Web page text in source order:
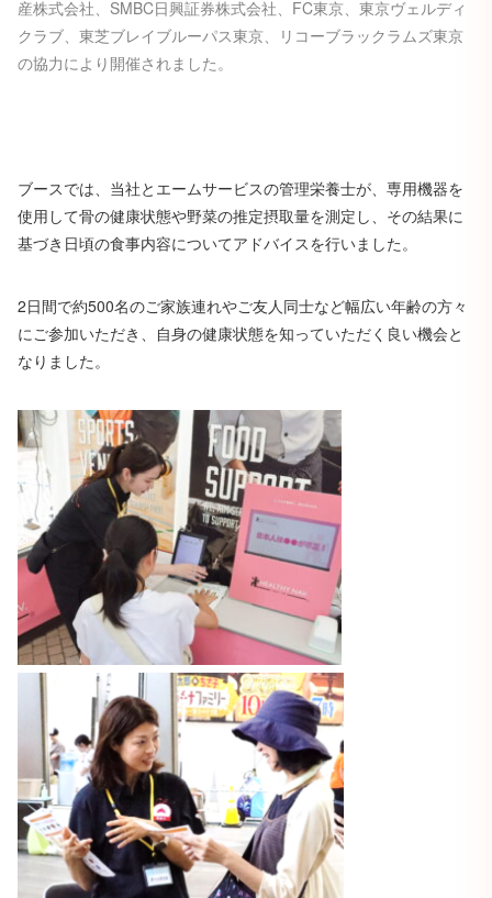
産株式会社、SMBC日興証券株式会社、FC東京、東京ヴェルディ
クラブ、東芝ブレイブルーパス東京、リコーブラックラムズ東京
の協力により開催されました。
ブースでは、当社とエームサービスの管理栄養士が、専用機器を
使用して骨の健康状態や野菜の推定摂取量を測定し、その結果に
基づき日頃の食事内容についてアドバイスを行いました。
2日間で約500名のご家族連れやご友人同士など幅広い年齢の方々
にご参加いただき、自身の健康状態を知っていただく良い機会と
なりました。